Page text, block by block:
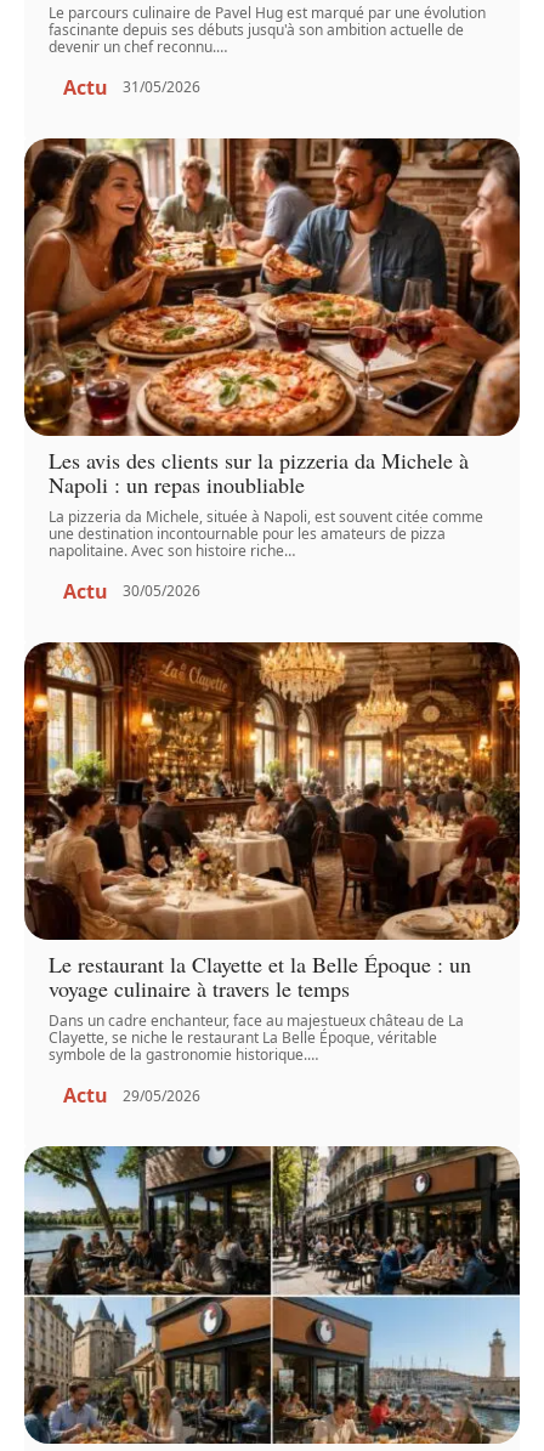
Le parcours culinaire de Pavel Hug est marqué par une évolution
fascinante depuis ses débuts jusqu'à son ambition actuelle de
devenir un chef reconnu.…
Actu 31/05/2026
Les avis des clients sur la pizzeria da Michele à
Napoli : un repas inoubliable
La pizzeria da Michele, située à Napoli, est souvent citée comme
une destination incontournable pour les amateurs de pizza
napolitaine. Avec son histoire riche…
Actu 30/05/2026
Le restaurant la Clayette et la Belle Époque : un
voyage culinaire à travers le temps
Dans un cadre enchanteur, face au majestueux château de La
Clayette, se niche le restaurant La Belle Époque, véritable
symbole de la gastronomie historique.…
Actu 29/05/2026